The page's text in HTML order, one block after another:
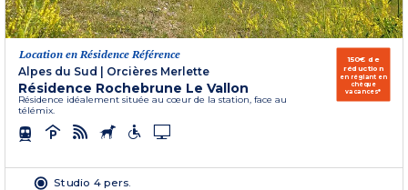
Location en Résidence Référence
Alpes du Sud
Orcières Merlette
Résidence Rochebrune Le Vallon
Résidence idéalement située au cœur de la station, face au
télémix.
150€ de
réduction
en réglant en
chèque
vacances*
Studio 4 pers.